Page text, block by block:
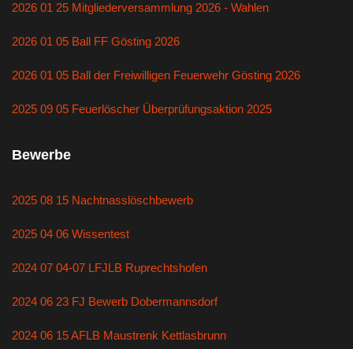
2026 01 25 Mitgliederversammlung 2026 - Wahlen
2026 01 05 Ball FF Gösting 2026
2026 01 05 Ball der Freiwilligen Feuerwehr Gösting 2026
2025 09 05 Feuerlöscher Überprüfungsaktion 2025
Bewerbe
2025 08 15 Nachtnasslöschbewerb
2025 04 06 Wissentest
2024 07 04-07 LFJLB Ruprechtshofen
2024 06 23 FJ Bewerb Dobermannsdorf
2024 06 15 AFLB Maustrenk Kettlasbrunn